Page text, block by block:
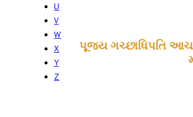
U
V
W
X
Y
Z
પૂજ્ય ગચ્છાધિપતિ